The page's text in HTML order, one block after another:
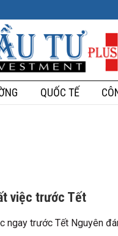
QUỐC TẾ
việc trước Tết
trước Tết Nguyên